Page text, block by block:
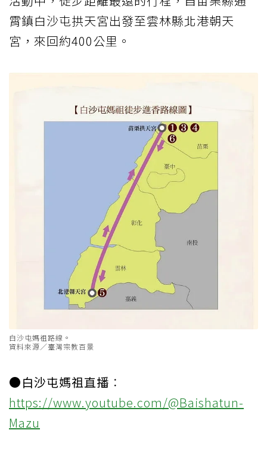
霄鎮白沙屯拱天宮出發至雲林縣北港朝天
宮，來回約400公里。
白沙屯媽祖路線。
資料來源／臺灣宗教百景
●白沙屯媽祖直播 ：
https://www.youtube.com/@Baishatun-
Mazu